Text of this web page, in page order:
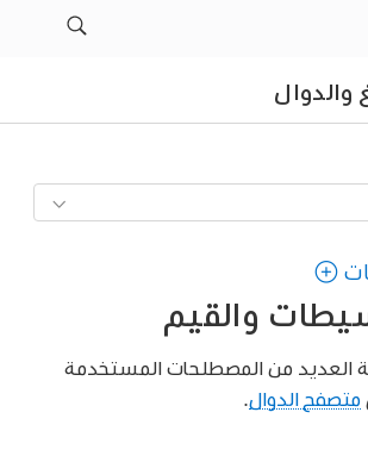
والدوال
والقيم
العديد من المصطلحات المستخدمة
متصفح الدوال